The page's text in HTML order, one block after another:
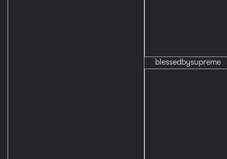
blessedbysupreme